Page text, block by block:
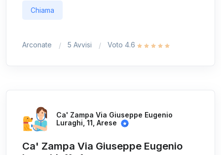
Chiama
Arconate 5 Avvisi Voto 4.6
Ca' Zampa Via Giuseppe Eugenio
Luraghi, 11, Arese
Ca' Zampa Via Giuseppe Eugenio